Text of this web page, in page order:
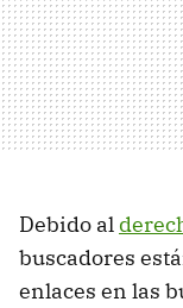
Debido al
buscadores
enlaces en las